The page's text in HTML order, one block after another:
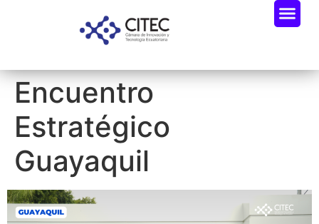
Encuentro
Estratégico
Guayaquil